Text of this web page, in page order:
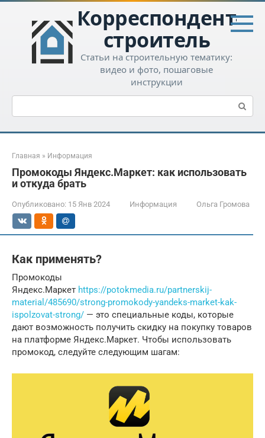
Перейти
контенту
Корреспондент-
строитель
Статьи на строительную тематику:
видео и фото, пошаговые
инструкции
Поиск:
Главная » Информация
Промокоды Яндекс.Маркет: как использовать
и откуда брать
Опубликовано: 15 Янв 2024 Информация Ольга Громова
Как применять?
Промокоды
Яндекс.Маркет https://potokmedia.ru/partnerskij-
material/485690/strong-promokody-yandeks-market-kak-
ispolzovat-strong/ — это специальные коды, которые
дают возможность получить скидку на покупку товаров
на платформе Яндекс.Маркет. Чтобы использовать
промокод, следуйте следующим шагам: